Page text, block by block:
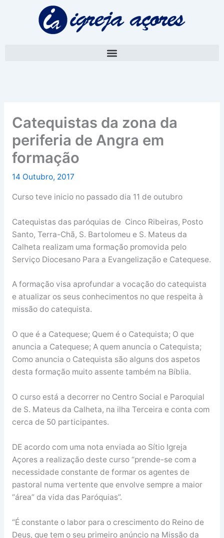
Catequistas da zona da
periferia de Angra em
formação
14 Outubro, 2017
Curso teve inicio no passado dia 11 de outubro
Catequistas das paróquias de Cinco Ribeiras, Posto
Santo, Terra-Chã, S. Bartolomeu e S. Mateus da
Calheta realizam uma formação promovida pelo
Serviço Diocesano Para a Evangelização e Catequese.
A formação visa aprofundar a vocação do catequista
e atualizar os seus conhecimentos no que respeita à
missão do catequista.
O que é a Catequese; Quem é o Catequista; O que
anuncia a Catequese; A quem anuncia o Catequista;
Como anuncia o Catequista são alguns dos aspetos
desta formação muito assente também na Bíblia.
O curso está a decorrer no Centro Social e Paroquial
de S. Mateus da Calheta, na ilha Terceira e conta com
cerca de 50 participantes.
DE acordo com uma nota enviada ao Sítio Igreja
Açores a realização deste curso “prende-se com a
necessidade constante de formar os agentes de
pastoral numa vertente que envolve sempre a maior
“área” da vida das Paróquias”.
“É constante o labor para o crescimento do Reino de
Deus, que tem o seu primeiro anúncio na Missão da